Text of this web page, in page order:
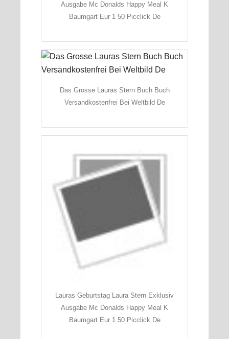
Ausgabe Mc Donalds Happy Meal K
Baumgart Eur 1 50 Picclick De
Das Grosse Lauras Stern Buch Buch
Versandkostenfrei Bei Weltbild De
Lauras Geburtstag Laura Stern Exklusiv
Ausgabe Mc Donalds Happy Meal K
Baumgart Eur 1 50 Picclick De